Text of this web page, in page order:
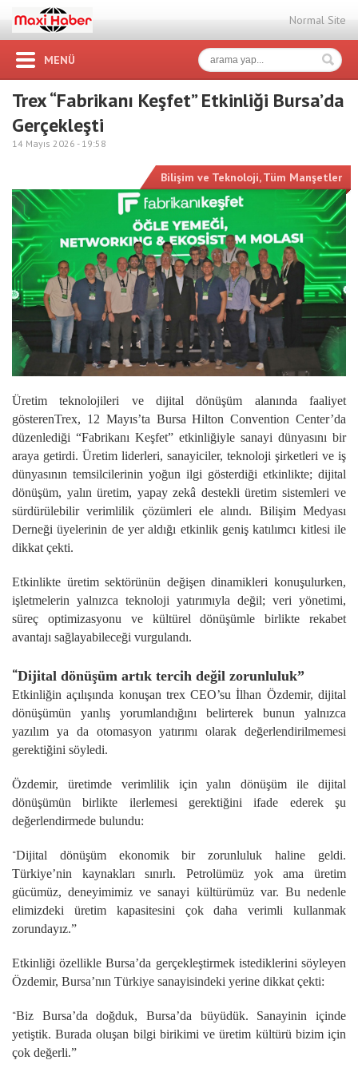
Normal Site
MENÜ
Trex “Fabrikanı Keşfet” Etkinliği Bursa’da
Gerçekleşti
14 Mayıs 2026 - 19:58
Bilişim ve Teknoloji,Tüm Manşetler
Üretim teknolojileri ve dijital dönüşüm alanında faaliyet
gösterenTrex, 12 Mayıs’ta Bursa Hilton Convention Center’da
düzenlediği “Fabrikanı Keşfet” etkinliğiyle sanayi dünyasını bir
araya getirdi. Üretim liderleri, sanayiciler, teknoloji şirketleri ve iş
dünyasının temsilcilerinin yoğun ilgi gösterdiği etkinlikte; dijital
dönüşüm, yalın üretim, yapay zekâ destekli üretim sistemleri ve
sürdürülebilir verimlilik çözümleri ele alındı. Bilişim Medyası
Derneği üyelerinin de yer aldığı etkinlik geniş katılımcı kitlesi ile
dikkat çekti.
Etkinlikte üretim sektörünün değişen dinamikleri konuşulurken,
işletmelerin yalnızca teknoloji yatırımıyla değil; veri yönetimi,
süreç optimizasyonu ve kültürel dönüşümle birlikte rekabet
avantajı sağlayabileceği vurgulandı.
“Dijital dönüşüm artık tercih değil zorunluluk”
Etkinliğin açılışında konuşan trex CEO’su İlhan Özdemir, dijital
dönüşümün yanlış yorumlandığını belirterek bunun yalnızca
yazılım ya da otomasyon yatırımı olarak değerlendirilmemesi
gerektiğini söyledi.
Özdemir, üretimde verimlilik için yalın dönüşüm ile dijital
dönüşümün birlikte ilerlemesi gerektiğini ifade ederek şu
değerlendirmede bulundu:
“Dijital dönüşüm ekonomik bir zorunluluk haline geldi.
Türkiye’nin kaynakları sınırlı. Petrolümüz yok ama üretim
gücümüz, deneyimimiz ve sanayi kültürümüz var. Bu nedenle
elimizdeki üretim kapasitesini çok daha verimli kullanmak
zorundayız.”
Etkinliği özellikle Bursa’da gerçekleştirmek istediklerini söyleyen
Özdemir, Bursa’nın Türkiye sanayisindeki yerine dikkat çekti:
“Biz Bursa’da doğduk, Bursa’da büyüdük. Sanayinin içinde
yetiştik. Burada oluşan bilgi birikimi ve üretim kültürü bizim için
çok değerli.”